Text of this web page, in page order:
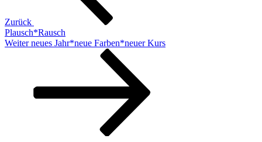
Zurück
Plausch*Rausch
Nächster
Weiter neues Jahr*neue Farben*neuer Kurs